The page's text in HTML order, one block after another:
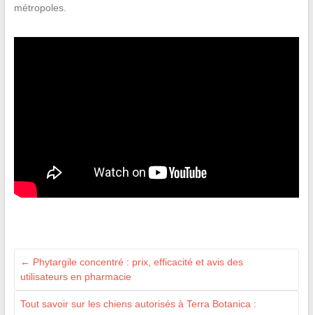
métropoles.
← Phytargile concentré : prix, efficacité et avis des
utilisateurs en pharmacie
Tout savoir sur les chiens autorisés à Terra Botanica :